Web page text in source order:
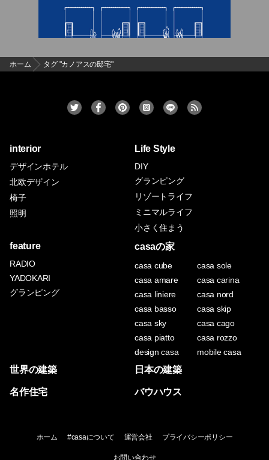
ホーム タグ "カノアスの邸宅"
interior
デザインホテル
北欧デザイン
椅子
照明
Life Style
DIY
グランピング
リゾートライフ
ミニマルライフ
小さく住まう
feature
RADIO
YADOKARI
グランピング
casaの家
casa cube
casa sole
casa amare
casa carina
casa liniere
casa nord
casa basso
casa skip
casa sky
casa cago
casa piatto
casa rozzo
design casa
mobile casa
世界の建築 日本の建築
名作住宅 バウハウス
ホーム #casaについて 運営会社 プライバシーポリシー
お問い合わせ